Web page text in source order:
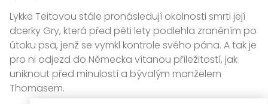
Lykke Teitovou stále pronásledují okolnosti smrti její
dcerky Gry, která před pěti lety podlehla zraněním po
útoku psa, jenž se vymkl kontrole svého pána. A tak je
pro ni odjezd do Německa vítanou příležitostí, jak
uniknout před minulostí a bývalým manželem
Thomasem.